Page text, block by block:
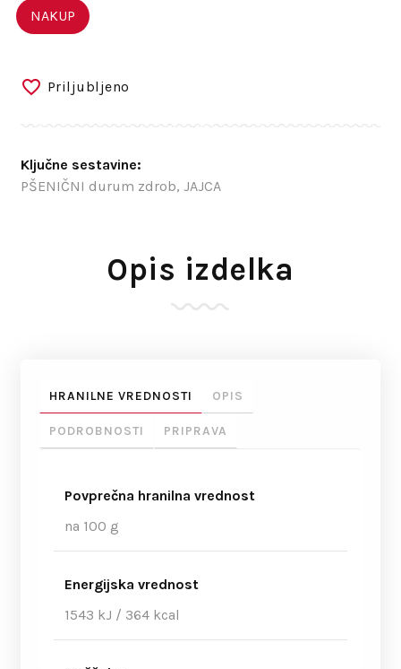
NAKUP
Priljubljeno
Ključne sestavine:
PŠENIČNI durum zdrob, JAJCA
Opis izdelka
HRANILNE VREDNOSTI OPIS
PODROBNOSTI PRIPRAVA
Povprečna hranilna vrednost
na 100 g
Energijska vrednost
1543 kJ / 364 kcal